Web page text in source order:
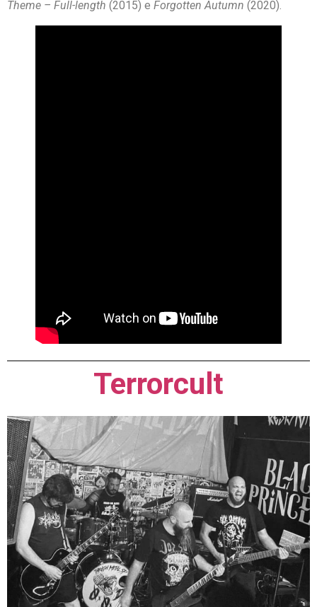
Theme – Full-length (2015) e Forgotten Autumn (2020).
Terrorcult